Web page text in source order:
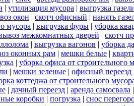
| утилизация мусора | выгрузка
окон | скотч офисный | нанять
мусора | выгрузка фуры | уборка
межкомнатных дверей | скотч
| выгрузка вагонов | уборка
оконных рам | мешки белые |
| уборка офиса от строительного
| мешки зеленые | офисный переезд
коттеджа от строительного
| дачный переезд | аренда самосвала
коробки | погрузка | снос